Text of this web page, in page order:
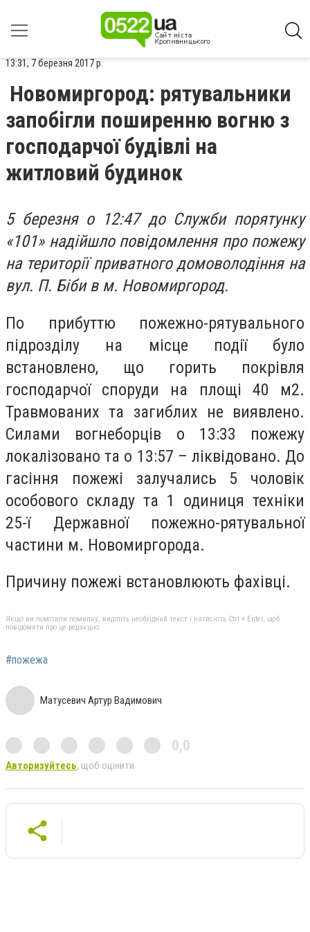
13:31, 7 березня 2017 р.
Новомиргород: рятувальники
запобігли поширенню вогню з
господарчої будівлі на
житловий будинок
5 березня о 12:47 до Служби порятунку
«101» надійшло повідомлення про пожежу
на території приватного домоволодіння на
вул. П. Біби в м. Новомиргород.
По прибуттю пожежно-рятувального
підрозділу на місце події було
встановлено, що горить покрівля
господарчої споруди на площі 40 м2.
Травмованих та загиблих не виявлено.
Силами вогнеборців о 13:33 пожежу
локалізовано та о 13:57 – ліквідовано. До
гасіння пожежі залучались 5 чоловік
особового складу та 1 одиниця техніки
25-ї Державної пожежно-рятувальної
частини м. Новомиргорода.
Причину пожежі встановлюють фахівці.
Якщо ви помітили помилку, виділіть необхідний текст і натисніть Ctrl + Enter, щоб
повідомити про це редакцію
#пожежа
Матусевич Артур Вадимович
0,0
Авторизуйтесь, щоб оцінити